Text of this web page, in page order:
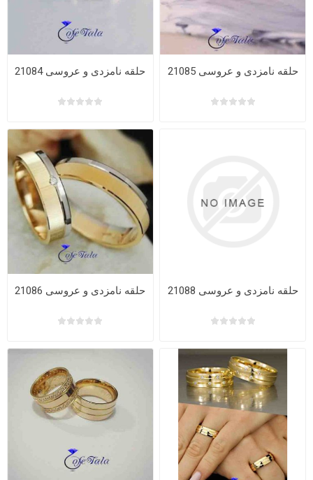
حلقه نامزدی و عروسی 21084 حلقه نامزدی و عروسی 21085
حلقه نامزدی و عروسی 21086 حلقه نامزدی و عروسی 21088